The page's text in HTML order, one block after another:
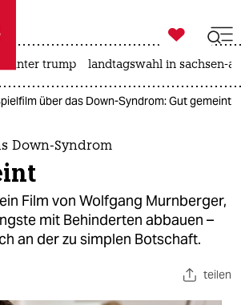
taz zahl ich
taz zahl ich

taz zahl ich
unter trump landtagswahl in sachsen-
über das Down-Syndrom: Gut gemeint
Down-Syndrom
Film von Wolfgang Murnberger,
mit Behinderten abbauen –
an der zu simplen Botschaft.
teilen